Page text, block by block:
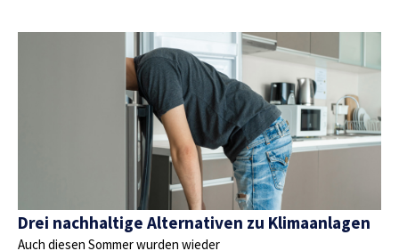
Drei nachhaltige Alternativen zu Klimaanlagen
Auch diesen Sommer wurden wieder